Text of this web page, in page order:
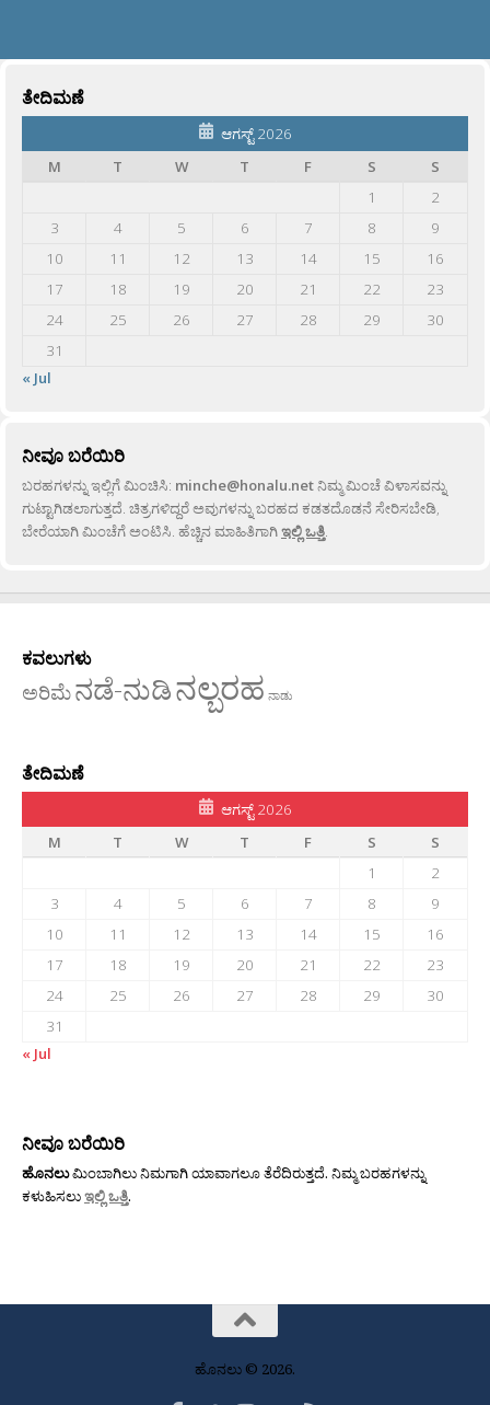
ತೇದಿಮಣೆ
ಆಗಸ್ಟ್ 2026
M
T W T F S
S
1
2
3
4 5 6 7 8
9
10
11 12 13 14 15
16
17
18 19 20 21 22
23
24
25 26 27 28 29
30
31
« Jul
ನೀವೂ ಬರೆಯಿರಿ
ಬರಹಗಳನ್ನು ಇಲ್ಲಿಗೆ ಮಿಂಚಿಸಿ: minche@honalu.netನಿಮ್ಮ ಮಿಂಚೆ ವಿಳಾಸವನ್ನು
ಗುಟ್ಟಾಗಿಡಲಾಗುತ್ತದೆ. ಚಿತ್ರಗಳಿದ್ದರೆ ಅವುಗಳನ್ನು ಬರಹದ ಕಡತದೊಡನೆ ಸೇರಿಸಬೇಡಿ,
ಬೇರೆಯಾಗಿ ಮಿಂಚೆಗೆ ಅಂಟಿಸಿ. ಹೆಚ್ಚಿನ ಮಾಹಿತಿಗಾಗಿಇಲ್ಲಿ ಒತ್ತಿ.
ಕವಲುಗಳು
ಅರಿಮೆನಡೆ-ನುಡಿನಲ್ಬರಹ ನಾಡು
ತೇದಿಮಣೆ
ಆಗಸ್ಟ್ 2026
M
T W T F S
S
1
2
3
4 5 6 7 8
9
10
11 12 13 14 15
16
17
18 19 20 21 22
23
24
25 26 27 28 29
30
31
« Jul
ನೀವೂ ಬರೆಯಿರಿ
ಹೊನಲುಮಿಂಬಾಗಿಲು ನಿಮಗಾಗಿ ಯಾವಾಗಲೂ ತೆರೆದಿರುತ್ತದೆ. ನಿಮ್ಮ ಬರಹಗಳನ್ನು
ಕಳುಹಿಸಲುಇಲ್ಲಿ ಒತ್ತಿ.
ಹೊನಲು © 2026.